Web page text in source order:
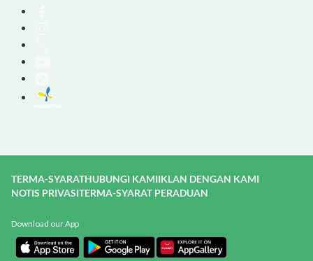
TERMA-SYARATHUBUNGI KAMIIKLAN DENGAN KAMI
NOTIS PRIVASITERMA-SYARAT PERADUAN
Download our App